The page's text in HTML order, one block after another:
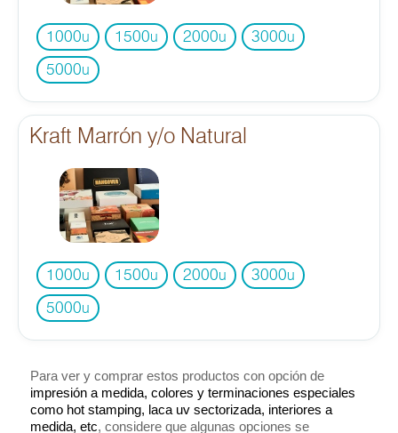
1000u 1500u 2000u 3000u
5000u
Kraft Marrón y/o Natural
1000u 1500u 2000u 3000u
5000u
Para ver y comprar estos productos con opción de
impresión a medida, colores y terminaciones especiales
como hot stamping, laca uv sectorizada, interiores a
medida, etc, considere que algunas opciones se